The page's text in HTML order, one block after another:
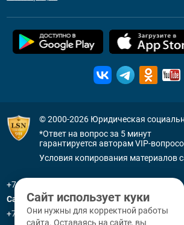
© 2000-2026 Юридическая
*Ответ на вопрос за 5 минут
гарантируется авторам VIP-
Условия копирования материалов
+7 (800) 505-91-11
Санкт-Петербург
+7 (812) 336-92-64
Сайт использует куки
Они нужны для корректной работы
сайта. Оставаясь на сайте, вы